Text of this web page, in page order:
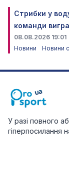
Стрибки у
команди
08.08.2026 19:01
Новини
Новини
У разі повного
гіперпосилання